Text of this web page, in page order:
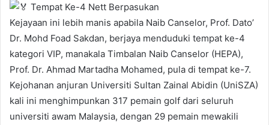
Tempat Ke-4 Nett Berpasukan
Kejayaan ini lebih manis apabila Naib Canselor, Prof. Dato’
Dr. Mohd Foad Sakdan, berjaya menduduki tempat ke-4
kategori VIP, manakala Timbalan Naib Canselor (HEPA),
Prof. Dr. Ahmad Martadha Mohamed, pula di tempat ke-7.
Kejohanan anjuran Universiti Sultan Zainal Abidin (UniSZA)
kali ini menghimpunkan 317 pemain golf dari seluruh
universiti awam Malaysia, dengan 29 pemain mewakili